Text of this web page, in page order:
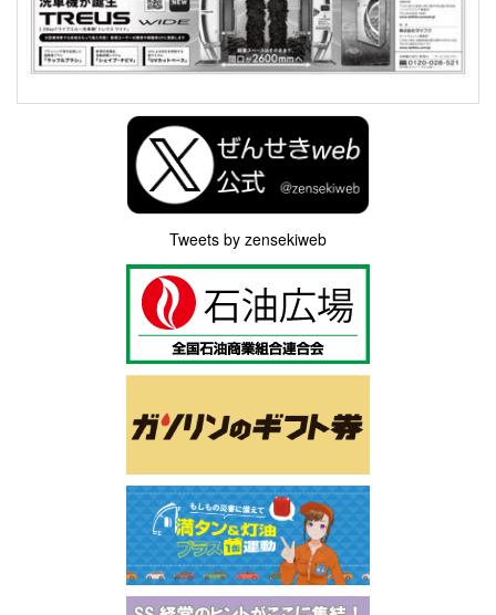
Tweets by zensekiweb